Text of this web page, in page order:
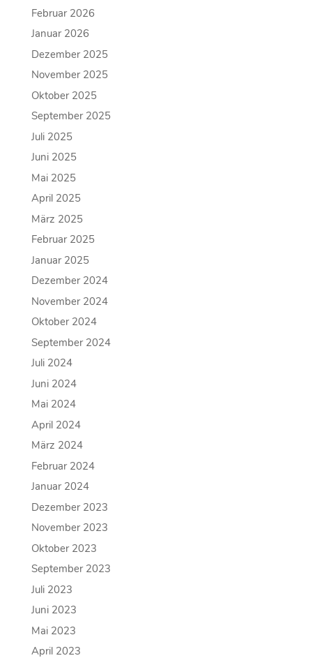
Februar 2026
Januar 2026
Dezember 2025
November 2025
Oktober 2025
September 2025
Juli 2025
Juni 2025
Mai 2025
April 2025
März 2025
Februar 2025
Januar 2025
Dezember 2024
November 2024
Oktober 2024
September 2024
Juli 2024
Juni 2024
Mai 2024
April 2024
März 2024
Februar 2024
Januar 2024
Dezember 2023
November 2023
Oktober 2023
September 2023
Juli 2023
Juni 2023
Mai 2023
April 2023